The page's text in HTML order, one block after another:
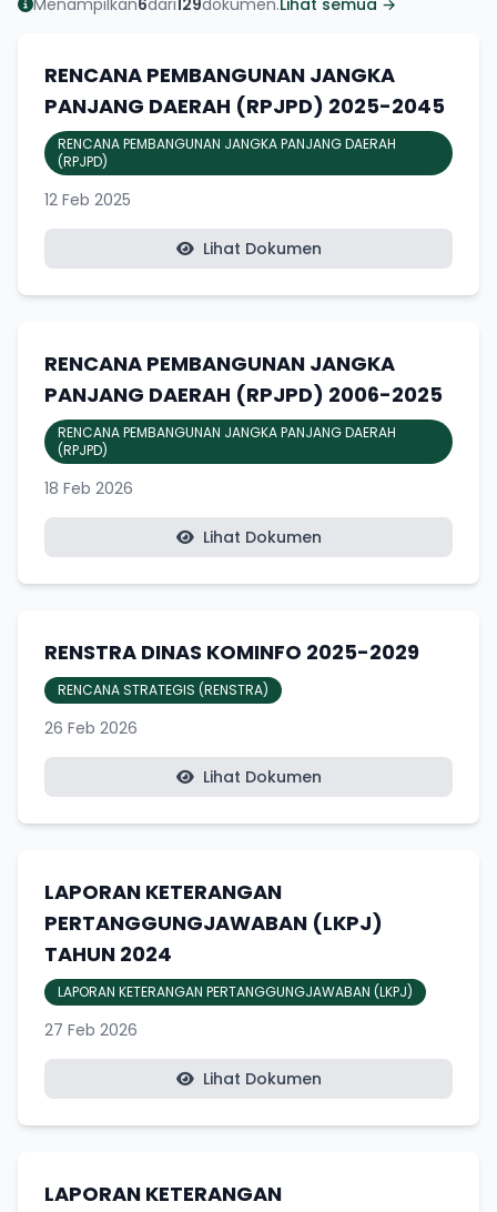
RENCANA PEMBANGUNAN JANGKA
PANJANG DAERAH (RPJPD) 2025-2045
RENCANA PEMBANGUNAN JANGKA PANJANG DAERAH
(RPJPD)
12 Feb 2025
Lihat Dokumen
RENCANA PEMBANGUNAN JANGKA
PANJANG DAERAH (RPJPD) 2006-2025
RENCANA PEMBANGUNAN JANGKA PANJANG DAERAH
(RPJPD)
18 Feb 2026
Lihat Dokumen
RENSTRA DINAS KOMINFO 2025-2029
RENCANA STRATEGIS (RENSTRA)
26 Feb 2026
Lihat Dokumen
LAPORAN KETERANGAN
PERTANGGUNGJAWABAN (LKPJ)
TAHUN 2024
LAPORAN KETERANGAN PERTANGGUNGJAWABAN (LKPJ)
27 Feb 2026
Lihat Dokumen
LAPORAN KETERANGAN